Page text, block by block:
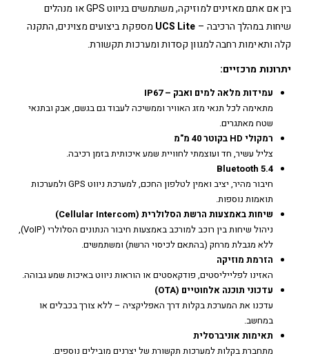
בין אם אתם מאזינים למוזיקה, משתמשים בניווט GPS או מנהלים
שיחות במהלך הרכיבה – UCS Lite מספקת ביצועים מצוינים, התקנה
קלה ותאימות רחבה למגוון קסדות ומערכות תקשורת.
יתרונות מרכזיים:
עמידות מלאה למים ואבק – IP67
מתאימה לכל תנאי מזג האוויר וממשיכה לעבוד גם בגשם, אבק ובתנאי
שטח מאתגרים.
רמקולי HD בקוטר 40 מ"מ
צליל עשיר, חד ועוצמתי לחוויית שמע איכותית בזמן רכיבה.
Bluetooth 5.4
חיבור מהיר, יציב ואמין לטלפון החכם, למערכת ניווט GPS ולמערכות
תואמות נוספות.
שיחות באמצעות הרשת הסלולרית (Cellular Intercom)
ניהול שיחות בין רוכב למורכב באמצעות חיבור הנתונים הסלולרי (VoIP),
ללא מגבלת מרחק (בהתאם לכיסוי הרשת) ומשתמשים.
הזרמת מוזיקה
האזינו לפלייליסטים, פודקאסטים או הוראות ניווט באיכות שמע גבוהה.
עדכוני תוכנה אלחוטיים (OTA)
עדכנו את המערכת בקלות דרך האפליקציה – ללא צורך בכבלים או
במחשב.
תאימות אוניברסלית
מתחברת בקלות למערכות תקשורת של יצרנים מובילים נוספים.